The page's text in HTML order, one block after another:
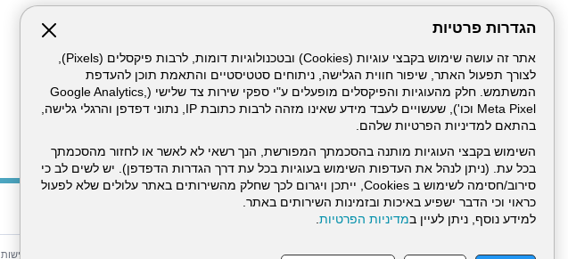
הגדרות פרטיות
אתר זה עושה שימוש בקבצי עוגיות (Cookies) ובטכנולוגיות דומות, לרבות פיקסלים (Pixels),
לצורך תפעול האתר, שיפור חווית הגלישה, ניתוחים סטטיסטיים והתאמת תוכן להעדפת
המשתמש. חלק מהעוגיות והפיקסלים מופעלים ע"י ספקי שירות צד שלישי (Google Analytics,
Meta Pixel וכו'), שעשויים לעבד מידע שאינו מזהה לרבות כתובת IP, נתוני דפדפן והרגלי גלישה,
בהתאם למדיניות הפרטיות שלהם.
השימוש בקבצי העוגיות מותנה בהסכמתך המפורשת, הנך רשאי לא לאשר או לחזור מהסכמתך
בכל עת. (ניתן לנהל את העדפות השימוש בעוגיות בכל עת דרך הגדרות הדפדפן). יש לשים לב כי
סירוב/חסימה לשימוש ב Cookies, ייתכן ויגרום לכך שחלק מהשירותים באתר עלולים שלא לפעול
כראוי וכי הדבר ישפיע באיכות ובזמינות השירותים באתר.
למידע נוסף, ניתן לעיין במדיניות הפרטיות.
דרונט
הצהרת נגישות